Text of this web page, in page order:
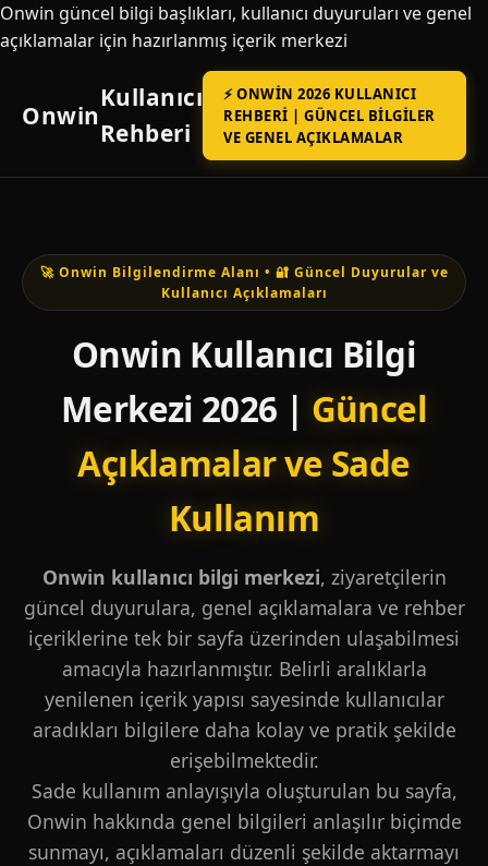
Onwin güncel bilgi başlıkları, kullanıcı duyuruları ve genel
açıklamalar için hazırlanmış içerik merkezi
Onwin
Kullanıcı
Rehberi
⚡ ONWIN 2026 KULLANICI
REHBERI | GÜNCEL BILGILER
VE GENEL AÇIKLAMALAR
🚀 Onwin Bilgilendirme Alanı • 🔐 Güncel Duyurular ve
Kullanıcı Açıklamaları
Onwin Kullanıcı Bilgi
Merkezi 2026 | Güncel
Açıklamalar ve Sade
Kullanım
Onwin kullanıcı bilgi merkezi, ziyaretçilerin
güncel duyurulara, genel açıklamalara ve rehber
içeriklerine tek bir sayfa üzerinden ulaşabilmesi
amacıyla hazırlanmıştır. Belirli aralıklarla
yenilenen içerik yapısı sayesinde kullanıcılar
aradıkları bilgilere daha kolay ve pratik şekilde
erişebilmektedir.
Sade kullanım anlayışıyla oluşturulan bu sayfa,
Onwin hakkında genel bilgileri anlaşılır biçimde
sunmayı, açıklamaları düzenli şekilde aktarmayı